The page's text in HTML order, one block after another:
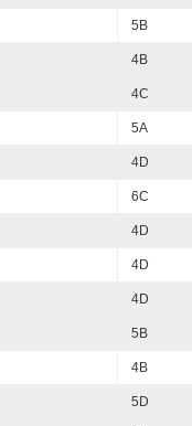
5B
4B
4C
5A
4D
6C
4D
4D
4D
5B
4B
5D